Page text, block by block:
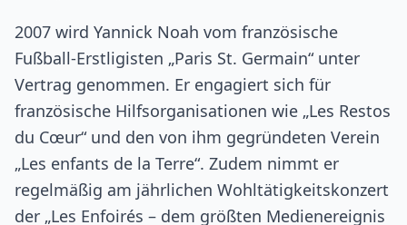
2007 wird Yannick Noah vom französische
Fußball-Erstligisten „Paris St. Germain“ unter
Vertrag genommen. Er engagiert sich für
französische Hilfsorganisationen wie „Les Restos
du Cœur“ und den von ihm gegründeten Verein
„Les enfants de la Terre“. Zudem nimmt er
regelmäßig am jährlichen Wohltätigkeitskonzert
der „Les Enfoirés – dem größten Medienereignis